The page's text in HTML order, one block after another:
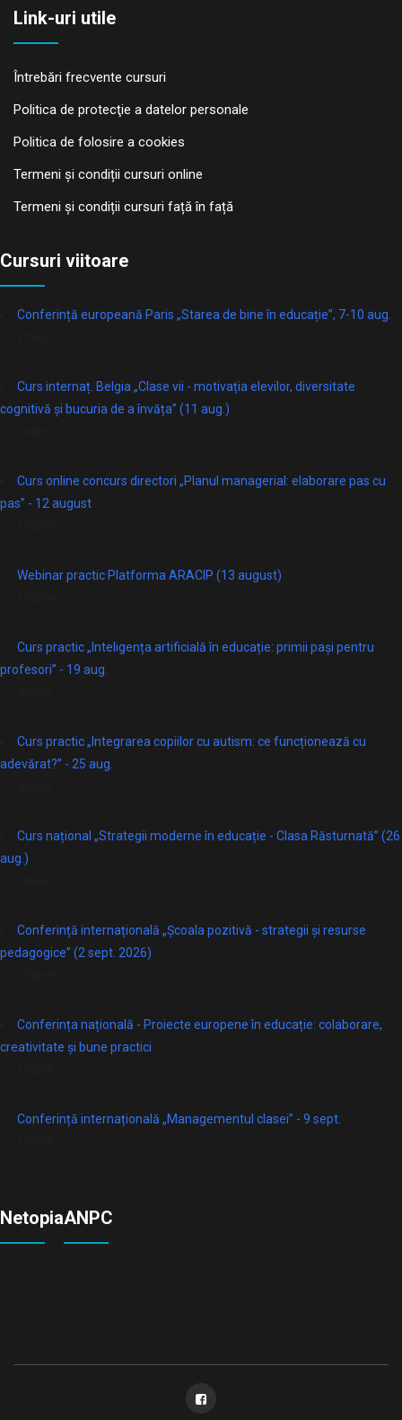
Link-uri utile
Întrebări frecvente cursuri
Politica de protecţie a datelor personale
Politica de folosire a cookies
Termeni și condiții cursuri online
Termeni și condiții cursuri față în față
Cursuri viitoare
Conferință europeană Paris „Starea de bine în educație”, 7-10 aug.
Curs internaț. Belgia „Clase vii - motivația elevilor, diversitate
cognitivă și bucuria de a învăța” (11 aug.)
Curs online concurs directori „Planul managerial: elaborare pas cu
pas” - 12 august
Webinar practic Platforma ARACIP (13 august)
Curs practic „Inteligența artificială în educație: primii pași pentru
profesori” - 19 aug.
Curs practic „Integrarea copiilor cu autism: ce funcționează cu
adevărat?” - 25 aug.
Curs național „Strategii moderne în educație - Clasa Răsturnată” (26
aug.)
Conferință internațională „Școala pozitivă - strategii și resurse
pedagogice” (2 sept. 2026)
Conferința națională - Proiecte europene în educație: colaborare,
creativitate și bune practici
Conferință internațională „Managementul clasei” - 9 sept.
NetopiaANPC